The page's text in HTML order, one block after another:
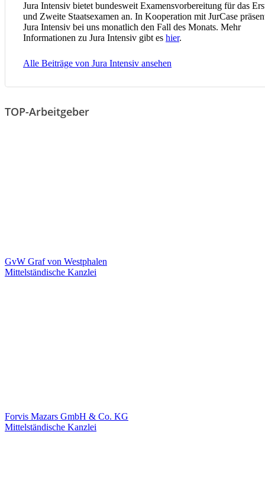
Jura Intensiv bietet bundesweit Examensvorbereitung für das
und Zweite Staatsexamen an. In Kooperation mit JurCase
Jura Intensiv bei uns monatlich den Fall des Monats. Mehr
Informationen zu Jura Intensiv gibt es hier.
Alle Beiträge von Jura Intensiv ansehen
TOP-Arbeitgeber
GvW Graf von Westphalen
Mittelständische Kanzlei
Forvis Mazars GmbH & Co. KG
Mittelständische Kanzlei